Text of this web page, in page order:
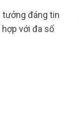
tưởng đáng tin
với đa số